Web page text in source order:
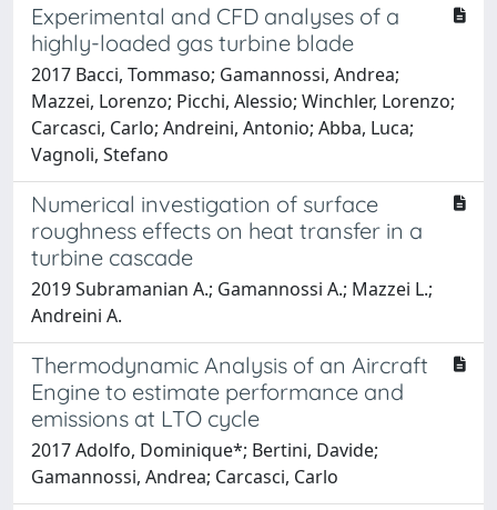
Experimental and CFD analyses of a
highly-loaded gas turbine blade
2017 Bacci, Tommaso; Gamannossi, Andrea;
Mazzei, Lorenzo; Picchi, Alessio; Winchler, Lorenzo;
Carcasci, Carlo; Andreini, Antonio; Abba, Luca;
Vagnoli, Stefano
Numerical investigation of surface
roughness effects on heat transfer in a
turbine cascade
2019 Subramanian A.; Gamannossi A.; Mazzei L.;
Andreini A.
Thermodynamic Analysis of an Aircraft
Engine to estimate performance and
emissions at LTO cycle
2017 Adolfo, Dominique*; Bertini, Davide;
Gamannossi, Andrea; Carcasci, Carlo